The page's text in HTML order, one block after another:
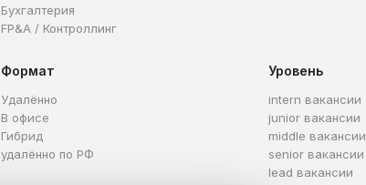
Бухгалтерия
FP&A / Контроллинг
Формат
Удалённо
В офисе
Гибрид
удалённо по РФ
Уровень
intern вакансии
junior вакансии
middle вакансии
senior вакансии
lead вакансии